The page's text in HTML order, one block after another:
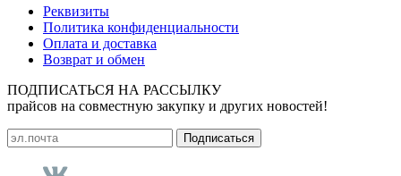
Реквизиты
Политика конфиденциальности
Оплата и доставка
Возврат и обмен
ПОДПИСАТЬСЯ НА РАССЫЛКУ
прайсов на совместную закупку и других новостей!